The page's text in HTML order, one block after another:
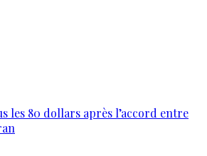
les 80 dollars après l’accord entre